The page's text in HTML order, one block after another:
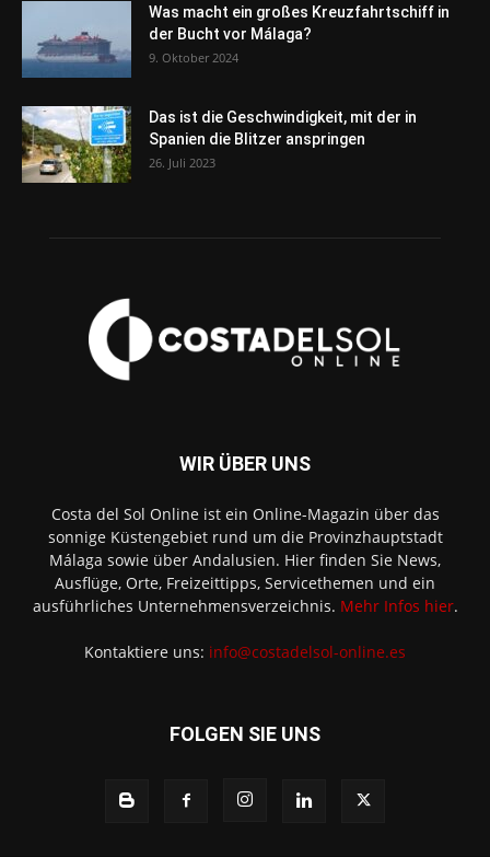
Was macht ein großes Kreuzfahrtschiff in
der Bucht vor Málaga?
9. Oktober 2024
Das ist die Geschwindigkeit, mit der in
Spanien die Blitzer anspringen
26. Juli 2023
WIR ÜBER UNS
Costa del Sol Online ist ein Online-Magazin über das
sonnige Küstengebiet rund um die Provinzhauptstadt
Málaga sowie über Andalusien. Hier finden Sie News,
Ausflüge, Orte, Freizeittipps, Servicethemen und ein
ausführliches Unternehmensverzeichnis. Mehr Infos hier.
Kontaktiere uns: info@costadelsol-online.es
FOLGEN SIE UNS